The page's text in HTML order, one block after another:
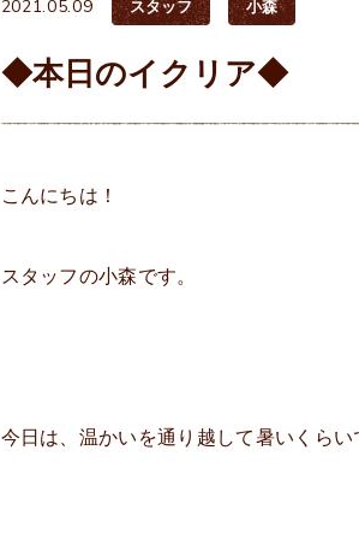
2021.05.09 スタッフ 小森
◆本日のイクリア◆
こんにちは！
スタッフの小森です。
今日は、温かいを通り越して暑いくらい